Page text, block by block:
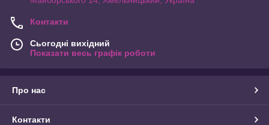
Контакти
Сьогодні вихідний
Показати весь графік роботи
Про нас
Контакти